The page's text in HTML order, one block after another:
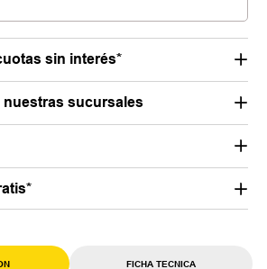
sin interés*
nuestras sucursales
FICHA TECNICA